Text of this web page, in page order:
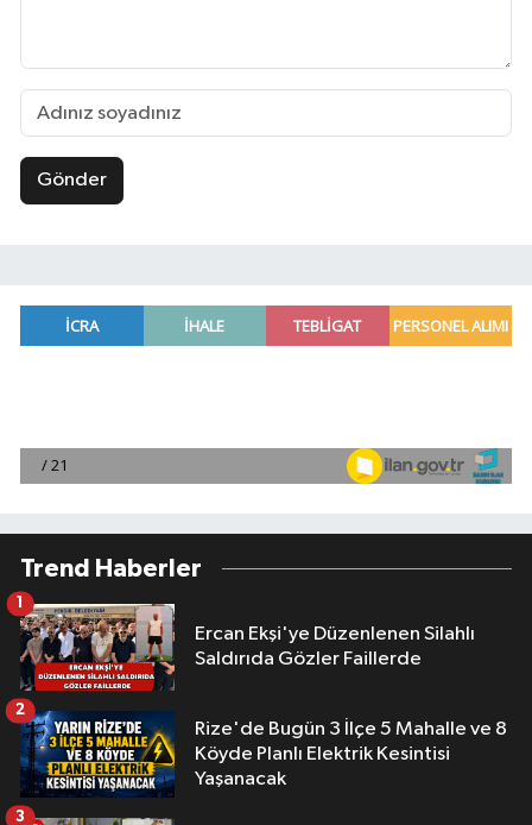
Gönder
Trend Haberler
Ercan Ekşi'ye Düzenlenen Silahlı
Saldırıda Gözler Faillerde
1
Rize'de Bugün 3 İlçe 5 Mahalle ve 8
Köyde Planlı Elektrik Kesintisi
Yaşanacak
2
3